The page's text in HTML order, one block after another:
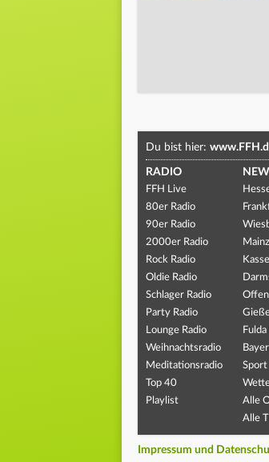
Du bist hier:
RADIO
FFH Live
80er Radio
90er Radio
2000er Radio
Rock Radio
Oldie Radio
Schlager Radio
Party Radio
Lounge Radio
Weihnachtsradio
Meditationsradio
Top 40
Playlist
Sport
Alle
Alle
Impressum und